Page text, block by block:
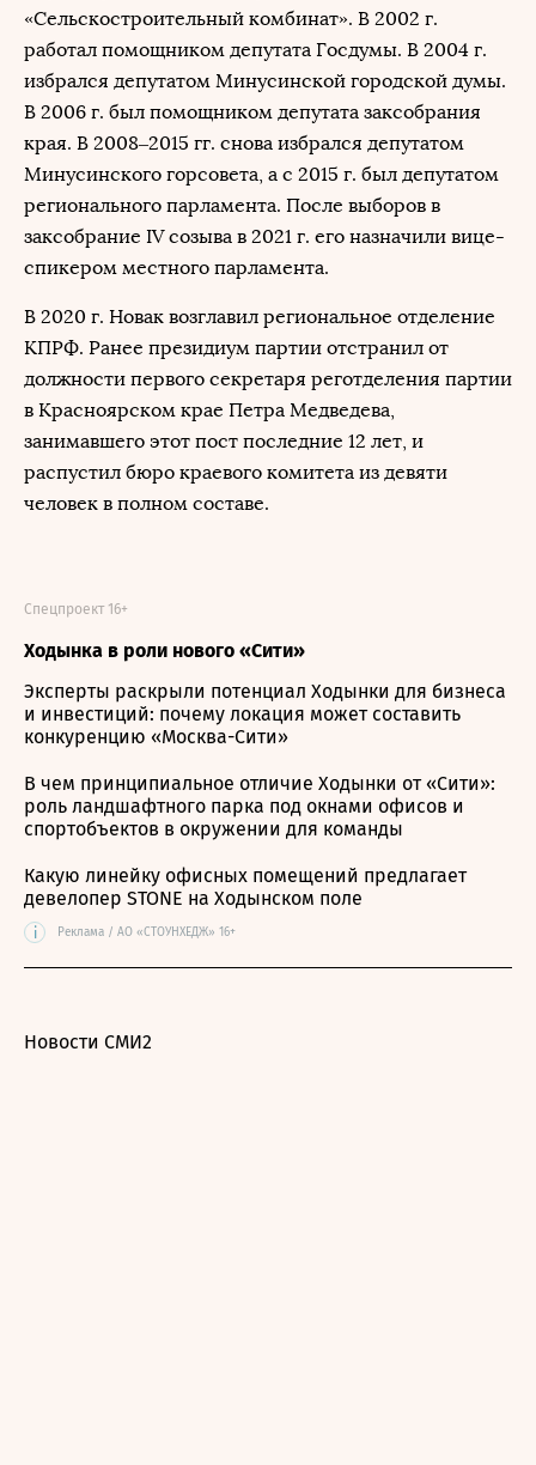
«Сельскостроительный комбинат». В 2002 г.
работал помощником депутата Госдумы. В 2004 г.
избрался депутатом Минусинской городской думы.
В 2006 г. был помощником депутата заксобрания
края. В 2008–2015 гг. снова избрался депутатом
Минусинского горсовета, а с 2015 г. был депутатом
регионального парламента. После выборов в
заксобрание IV созыва в 2021 г. его назначили вице-
спикером местного парламента.
В 2020 г. Новак возглавил региональное отделение
КПРФ. Ранее президиум партии отстранил от
должности первого секретаря реготделения партии
в Красноярском крае Петра Медведева,
занимавшего этот пост последние 12 лет, и
распустил бюро краевого комитета из девяти
человек в полном составе.
Ходынка в роли нового «Сити»
Спецпроект 16+
Эксперты раскрыли потенциал Ходынки для бизнеса
и инвестиций: почему локация может составить
конкуренцию «Москва-Сити»
В чем принципиальное отличие Ходынки от «Сити»:
роль ландшафтного парка под окнами офисов и
спортобъектов в окружении для команды
Какую линейку офисных помещений предлагает
девелопер STONE на Ходынском поле
i Реклама / АО «СТОУНХЕДЖ» 16+
Новости СМИ2